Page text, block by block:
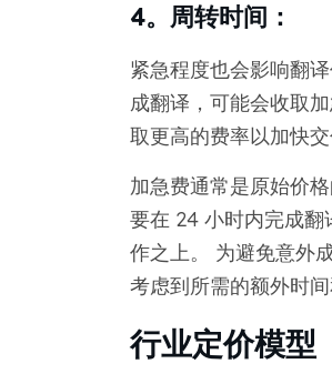
4。周转时间：
紧急程度也会影响翻
成翻译，可能会收取
取更高的费率以加快交
加急费通常是原始价
要在 24 小时内完成翻
作之上。 为避免意外
考虑到所需的额外时
行业定价模型